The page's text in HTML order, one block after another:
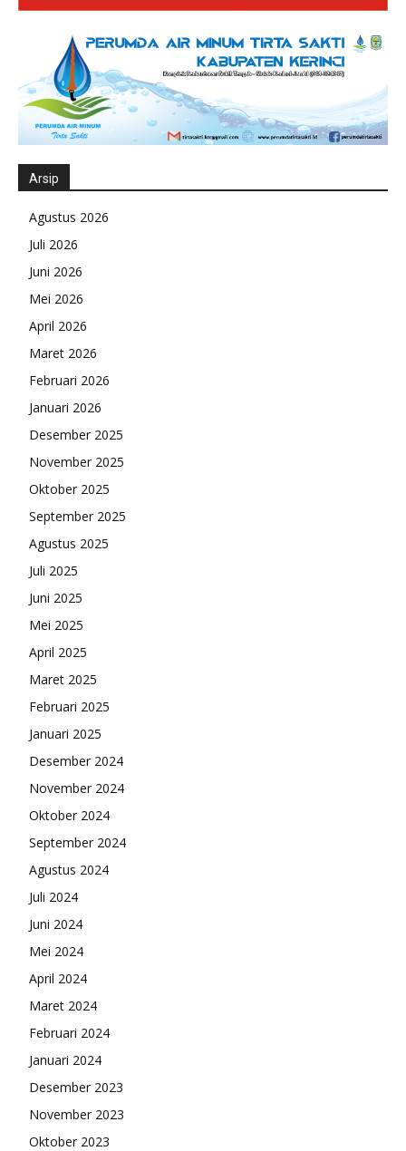
Arsip
Agustus 2026
Juli 2026
Juni 2026
Mei 2026
April 2026
Maret 2026
Februari 2026
Januari 2026
Desember 2025
November 2025
Oktober 2025
September 2025
Agustus 2025
Juli 2025
Juni 2025
Mei 2025
April 2025
Maret 2025
Februari 2025
Januari 2025
Desember 2024
November 2024
Oktober 2024
September 2024
Agustus 2024
Juli 2024
Juni 2024
Mei 2024
April 2024
Maret 2024
Februari 2024
Januari 2024
Desember 2023
November 2023
Oktober 2023